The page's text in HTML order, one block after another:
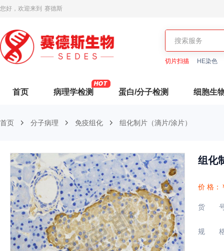
您好，欢迎来到 赛德斯
切片扫描 HE染色
首页 病理学检测 蛋白/分子检测 细胞生
首页 分子病理 免疫组化 组化制片（滴片/涂片）
组化
价 格：
货
规